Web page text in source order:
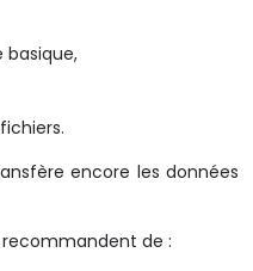
basique,
encore les données
de :